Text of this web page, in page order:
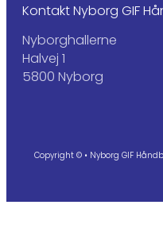
Kontakt Nyborg GIF
Nyborghallerne
Halvej 1
5800 Nyborg
Copyright © • Nyborg GIF